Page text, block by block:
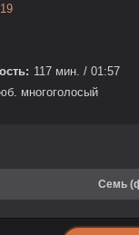
117 мин. / 01:57
многоголосый
Семь